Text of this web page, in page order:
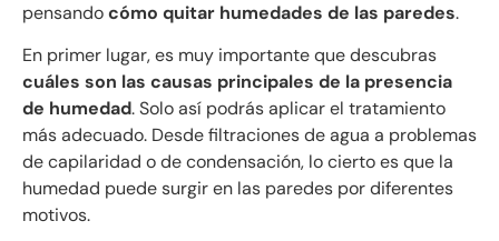
pensandocómo quitar humedades de las paredes.
En primer lugar, es muy importante que descubras
cuáles son las causas principales de la presencia
de humedad. Solo así podrás aplicar el tratamiento
más adecuado. Desde filtraciones de agua a problemas
de capilaridad o de condensación, lo cierto es que la
humedad puede surgir en las paredes por diferentes
motivos.